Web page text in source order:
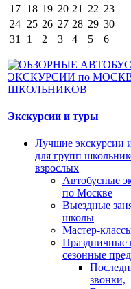
17 18 19 20 21 22 23
24 25 26 27 28 29 30
31
1 2 3 4 5 6
Экскурсии и туры
Лучшие экскурсии
для групп
взрослых
Автобусные
по Москве
Выездные
школы
Мастер-
Праздничные
сезонные
звонки,